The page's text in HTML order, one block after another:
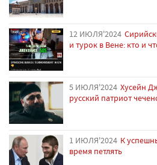
12 ИЮЛЯ'2024
и турок в Вене: кто и
5 ИЮЛЯ'2024 Хусейн
русский патриот
1 ИЮЛЯ'2024 К
время петлять